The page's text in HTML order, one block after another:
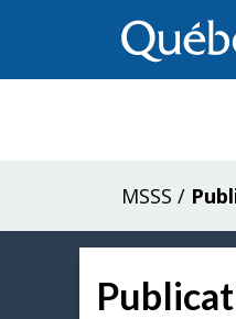
au
contenu
MSSS /